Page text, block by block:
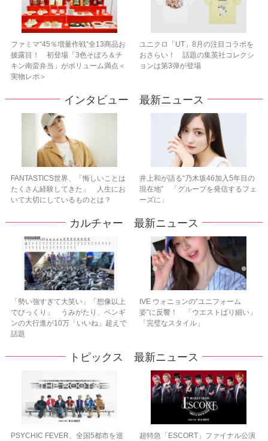
ファミマ“45％増量作戦”全13商品お
披露目！ 初登場「3色そぼろ＆チ
キン南蛮弁当」がボリューム満点＜
実物レポ＞
ユニクロ「UT」8月の注目コラボを
おさらい！ 話題の集英社コレクシ
ョンは第3弾が登場
インタビュー 最新ニュース
FANTASTICS世界、「悔しいことは
たくさん経験してきた」 人生にお
いて大切にしているものとは？
井上和が語る“乃木坂46加入5年目の
現在地” 「グループを発信するフェ
ーズに」
カルチャー 最新ニュース
「勢い強すぎて大笑い」「想像以上
でびっくり」 うみがたり、ペンギ
ンの大行進が10万「いいね」超えで
話題
IVE ウォニョンの“ユニフォーム
姿”に反響！ 「ウエストばり細い」
「完璧なスタイル」
トピックス 最新ニュース
PSYCHIC FEVER、全国5都市を巡
超特急「ESCORT」ファイナル公演